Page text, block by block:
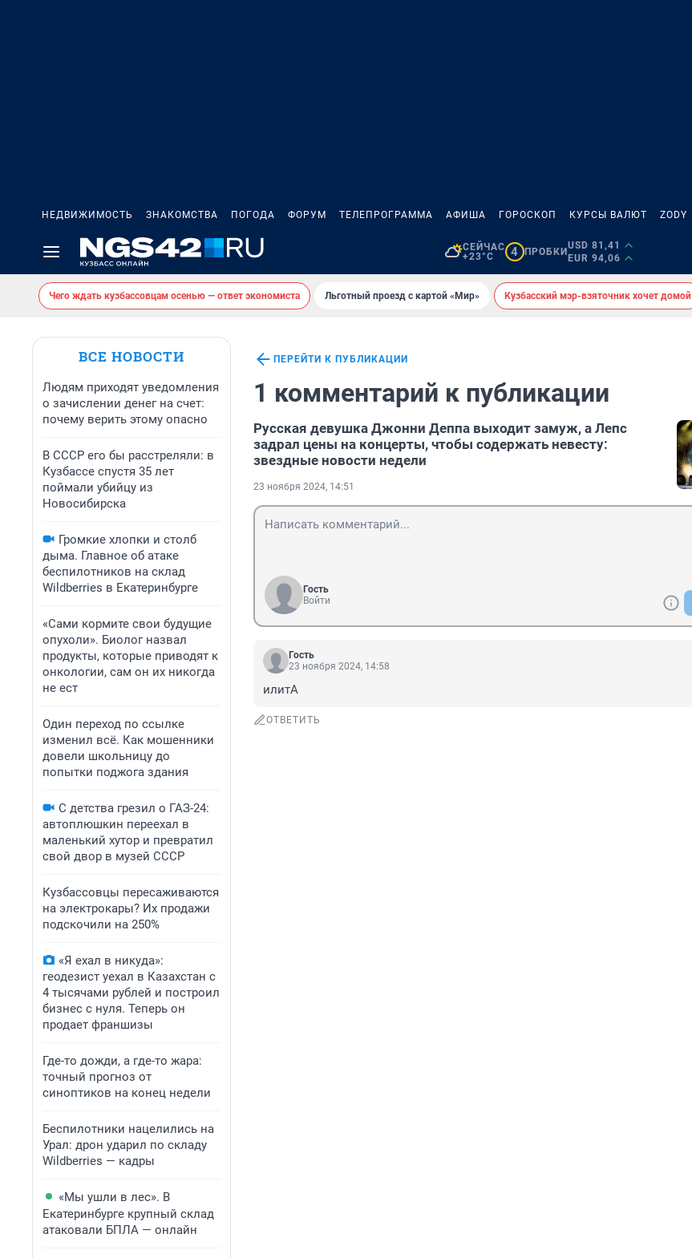
НЕДВИЖИМОСТЬ ЗНАКОМСТВА ПОГОДА ФОРУМ ТЕЛЕПРОГРАММА АФИША ГОРОСКОП КУРСЫ ВАЛЮТ ZODY
СЕЙЧАС
+23°C
4 ПРОБКИ
USD 81,41
EUR 94,06
Чего ждать кузбассовцам осенью — ответ экономиста Льготный проезд с картой «Мир» Кузбасский мэр-взяточник хочет домой
ВСЕ НОВОСТИ
Людям приходят уведомления
о зачислении денег на счет:
почему верить этому опасно
В СССР его бы расстреляли: в
Кузбассе спустя 35 лет
поймали убийцу из
Новосибирска
Громкие хлопки и столб
дыма. Главное об атаке
беспилотников на склад
Wildberries в Екатеринбурге
«Сами кормите свои будущие
опухоли». Биолог назвал
продукты, которые приводят к
онкологии, сам он их никогда
не ест
Один переход по ссылке
изменил всё. Как мошенники
довели школьницу до
попытки поджога здания
С детства грезил о ГАЗ-24:
автоплюшкин переехал в
маленький хутор и превратил
свой двор в музей СССР
Кузбассовцы пересаживаются
на электрокары? Их продажи
подскочили на 250%
«Я ехал в никуда»:
геодезист уехал в Казахстан с
4 тысячами рублей и построил
бизнес с нуля. Теперь он
продает франшизы
Где-то дожди, а где-то жара:
точный прогноз от
синоптиков на конец недели
Беспилотники нацелились на
Урал: дрон ударил по складу
Wildberries — кадры
«Мы ушли в лес». В
Екатеринбурге крупный склад
атаковали БПЛА — онлайн
ПЕРЕЙТИ К ПУБЛИКАЦИИ
1 комментарий к публикации
Русская девушка Джонни Деппа выходит замуж, а Лепс
задрал цены на концерты, чтобы содержать невесту:
звездные новости недели
23 ноября 2024, 14:51
Гость
Войти
Гость
23 ноября 2024, 14:58
илитА
ОТВЕТИТЬ